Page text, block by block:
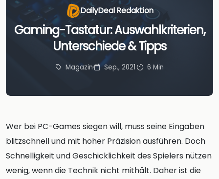
DailyDeal Redaktion
Gaming-Tastatur: Auswahlkriterien,
Unterschiede & Tipps
Magazin· Sep., 2021· 6 Min
Wer bei PC-Games siegen will, muss seine Eingaben
blitzschnell und mit hoher Präzision ausführen. Doch
Schnelligkeit und Geschicklichkeit des Spielers nützen
wenig, wenn die Technik nicht mithält. Daher ist die